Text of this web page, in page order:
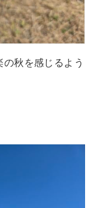
秋を感じるよう